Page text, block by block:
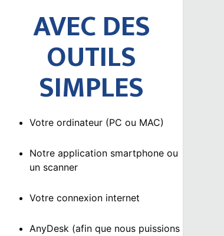
AVEC DES
OUTILS
SIMPLES
Votre ordinateur (PC ou MAC)
Notre application smartphone ou
un scanner
Votre connexion internet
AnyDesk (afin que nous puissions